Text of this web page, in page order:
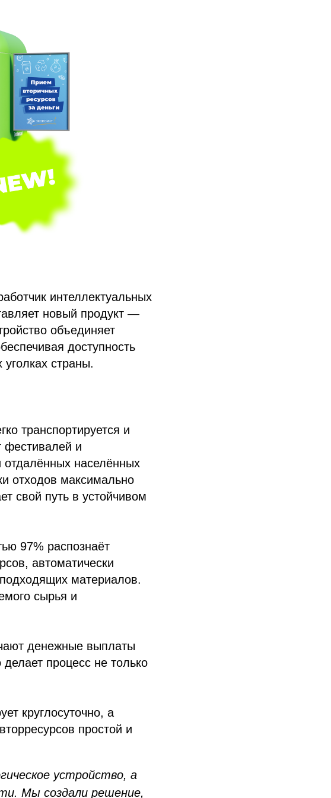
интеллектуальных
новый продукт —
объединяет
доступность
страны.
транспортируется и
фестивалей и
отдалённых населённых
отходов максимально
свой путь в устойчивом
97% распознаёт
автоматически
материалов.
сырья и
денежные выплаты
процесс не только
круглосуточно, а
простой и
устройство, а
Мы создали решение,